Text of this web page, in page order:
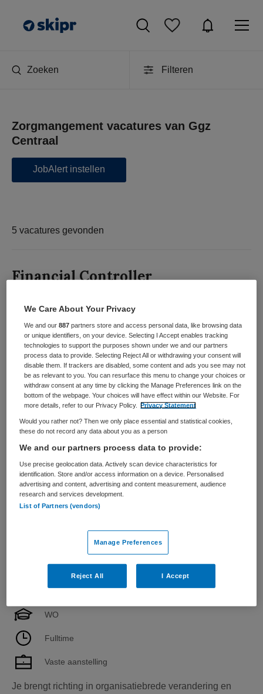
Zoeken Filteren
Zorgmangement vacatures van Ggz
Centraal
JobAlert instellen
5 vacatures gevonden
Financial Controller
GGz Centraal,Amersfoort
HBO
Fulltime
Vaste aanstelling
Werken in een professionele omgeving waarbij finance
en bedrijfsvoering zich met hoogwaardige zorg verbindt?
Jij zorgt ervoor. Zo werk jij Werken in een professionele
omgeving waarbij finance een voortrekkersrol vervult bij
de komende veranderingen in de organisatie? Jij zorgt...
Bekijk vacature
Manager Transformatie
GGz Centraal,Amersfoort
WO
Fulltime
Vaste aanstelling
Je brengt richting in organisatiebrede verandering en
We Care About Your Privacy
We and our887 partners store and access personal data, like browsing data
or unique identifiers, on your device. Selecting I Accept enables tracking
technologies to support the purposes shown under we and our partners
process data to provide. Selecting Reject All or withdrawing your consent will
disable them. If trackers are disabled, some content and ads you see may not
be as relevant to you. You can resurface this menu to change your choices or
withdraw consent at any time by clicking the Manage Preferences link on the
bottom of the webpage. Your choices will have effect within our Website. For
more details, refer to our Privacy Policy.
Privacy Statement
Would you rather not? Then we only place essential and statistical cookies,
these do not record any data about you as a person
We and our partners process data to provide:
Use precise geolocation data. Actively scan device characteristics for
identification. Store and/or access information on a device. Personalised
advertising and content, advertising and content measurement, audience
research and services development.
List of Partners (vendors)
Manage Preferences
Reject All I Accept